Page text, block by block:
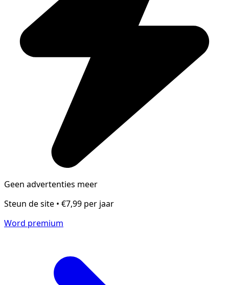
Geen advertenties meer
Steun de site • €7,99 per jaar
Word premium